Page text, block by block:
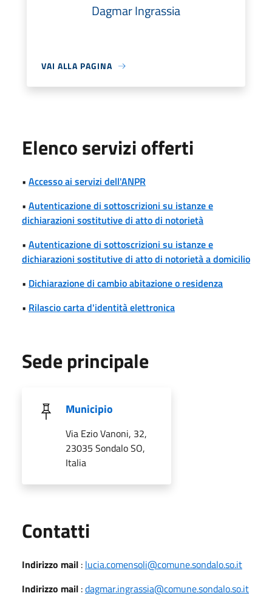
Dagmar Ingrassia
VAI ALLA PAGINA
Elenco servizi offerti
• Accesso ai servizi dell'ANPR
• Autenticazione di sottoscrizioni su istanze e
dichiarazioni sostitutive di atto di notorietà
• Autenticazione di sottoscrizioni su istanze e
dichiarazioni sostitutive di atto di notorietà a domicilio
• Dichiarazione di cambio abitazione o residenza
• Rilascio carta d'identità elettronica
Sede principale
Municipio
Via Ezio Vanoni, 32,
23035 Sondalo SO,
Italia
Contatti
Indirizzo mail : lucia.comensoli@comune.sondalo.so.it
Indirizzo mail :dagmar.ingrassia@comune.sondalo.so.it